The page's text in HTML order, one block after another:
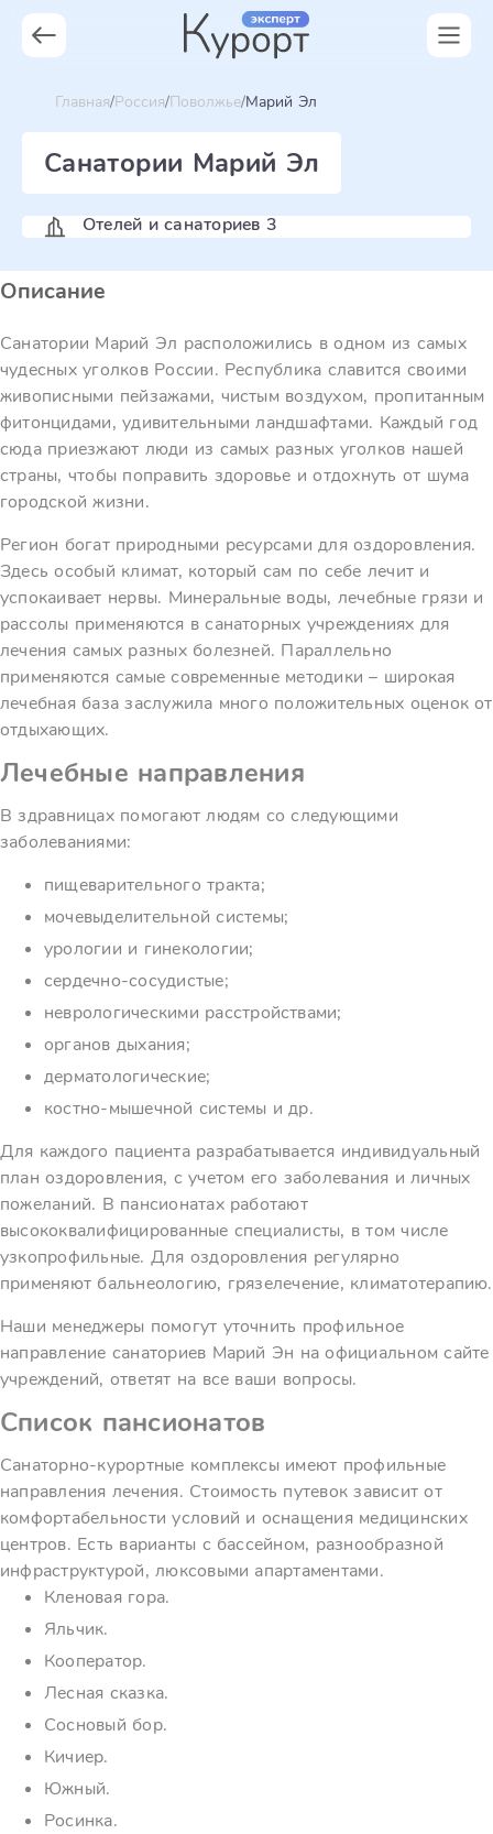
Главная Россия Поволжье Марий Эл
Санатории Марий Эл
Отелей и санаториев 3
Описание
Санатории Марий Эл расположились в одном из самых
чудесных уголков России. Республика славится своими
живописными пейзажами, чистым воздухом, пропитанным
фитонцидами, удивительными ландшафтами. Каждый год
сюда приезжают люди из самых разных уголков нашей
страны, чтобы поправить здоровье и отдохнуть от шума
городской жизни.
Регион богат природными ресурсами для оздоровления.
Здесь особый климат, который сам по себе лечит и
успокаивает нервы. Минеральные воды, лечебные грязи и
рассолы применяются в санаторных учреждениях для
лечения самых разных болезней. Параллельно
применяются самые современные методики – широкая
лечебная база заслужила много положительных оценок от
отдыхающих.
Лечебные направления
В здравницах помогают людям со следующими
заболеваниями:
пищеварительного тракта;
мочевыделительной системы;
урологии и гинекологии;
сердечно-сосудистые;
неврологическими расстройствами;
органов дыхания;
дерматологические;
костно-мышечной системы и др.
Для каждого пациента разрабатывается индивидуальный
план оздоровления, с учетом его заболевания и личных
пожеланий. В пансионатах работают
высококвалифицированные специалисты, в том числе
узкопрофильные. Для оздоровления регулярно
применяют бальнеологию, грязелечение, климатотерапию.
Наши менеджеры помогут уточнить профильное
направление санаториев Марий Эн на официальном сайте
учреждений, ответят на все ваши вопросы.
Список пансионатов
Санаторно-курортные комплексы имеют профильные
направления лечения. Стоимость путевок зависит от
комфортабельности условий и оснащения медицинских
центров. Есть варианты с бассейном, разнообразной
инфраструктурой, люксовыми апартаментами.
Кленовая гора.
Яльчик.
Кооператор.
Лесная сказка.
Сосновый бор.
Кичиер.
Южный.
Росинка.